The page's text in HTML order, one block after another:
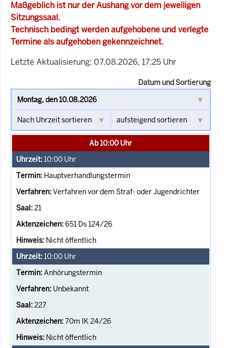
Maßgeblich ist nur der Aushang vor dem jeweiligen
Sitzungssaal.
Technisch bedingt werden aufgehobene und verlegte
Termine als aufgehoben gekennzeichnet.
Letzte Aktualisierung: 07.08.2026, 17:25 Uhr
Datum und Sortierung
Ab 10:00 Uhr
10:00 Uhr
Hauptverhandlungstermin
Verfahren vor dem Straf- oder Jugendrichter
21
651 Ds 124/26
Nicht öffentlich
10:00 Uhr
Anhörungstermin
Unbekannt
227
70m IK 24/26
Nicht öffentlich